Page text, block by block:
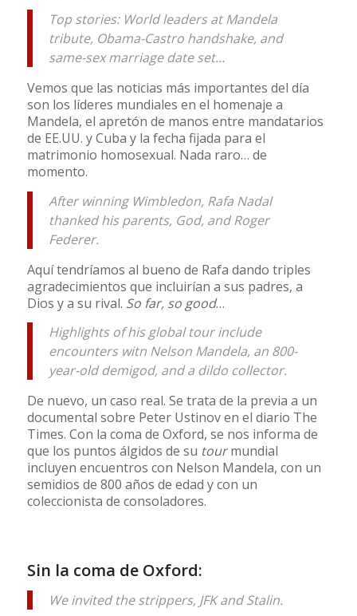
Top stories: World leaders at Mandela
tribute, Obama-Castro handshake, and
same-sex marriage date set…
Vemos que las noticias más importantes del día
son los líderes mundiales en el homenaje a
Mandela, el apretón de manos entre mandatarios
de EE.UU. y Cuba y la fecha fijada para el
matrimonio homosexual. Nada raro… de
momento.
After winning Wimbledon, Rafa Nadal
thanked his parents, God, and Roger
Federer.
Aquí tendríamos al bueno de Rafa dando triples
agradecimientos que incluirían a sus padres, a
Dios y a su rival. So far, so good…
Highlights of his global tour include
encounters witn Nelson Mandela, an 800-
year-old demigod, and a dildo collector.
De nuevo, un caso real. Se trata de la previa a un
documental sobre Peter Ustinov en el diario The
Times. Con la coma de Oxford, se nos informa de
que los puntos álgidos de su tourmundial
incluyen encuentros con Nelson Mandela, con un
semidios de 800 años de edad y con un
coleccionista de consoladores.
Sin la coma de Oxford:
We invited the strippers, JFK and Stalin.